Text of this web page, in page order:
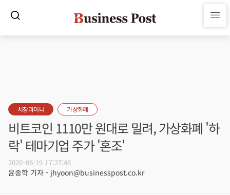
시장과머니 가상화폐
비트코인 1110만 원대로 밀려, 가상화폐 '하
락' 테마기업 주가 '혼조'
2020-06-19 17:27:48
윤종학 기자 - jhyoon@businesspost.co.kr